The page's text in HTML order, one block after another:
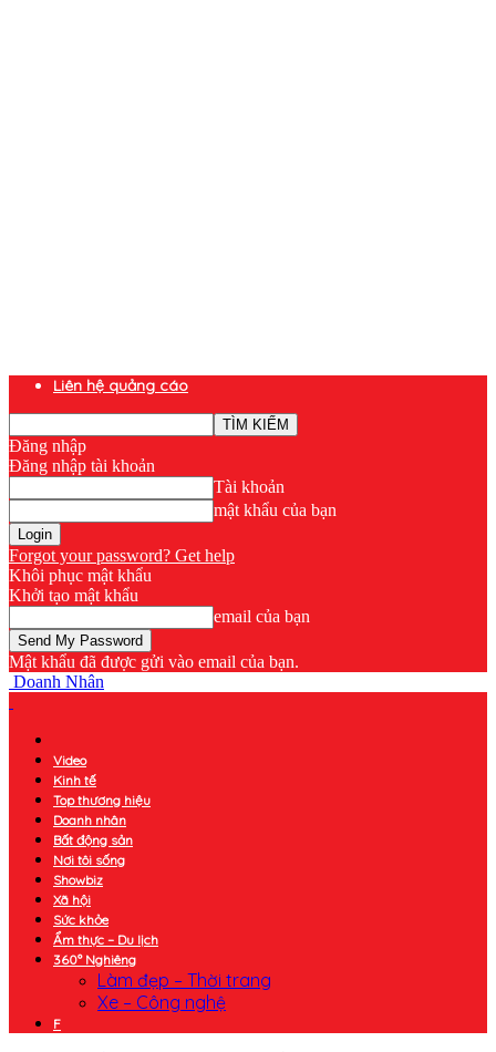
Liên hệ quảng cáo
Đăng nhập
Đăng nhập tài khoản
Tài khoản
mật khẩu của bạn
Forgot your password? Get help
Khôi phục mật khẩu
Khởi tạo mật khẩu
email của bạn
Mật khẩu đã được gửi vào email của bạn.
Doanh Nhân
Video
Kinh tế
Top thương hiệu
Doanh nhân
Bất động sản
Nơi tôi sống
Showbiz
Xã hội
Sức khỏe
Ẩm thực – Du lịch
360° Nghiêng
Làm đẹp – Thời trang
Xe – Công nghệ
F